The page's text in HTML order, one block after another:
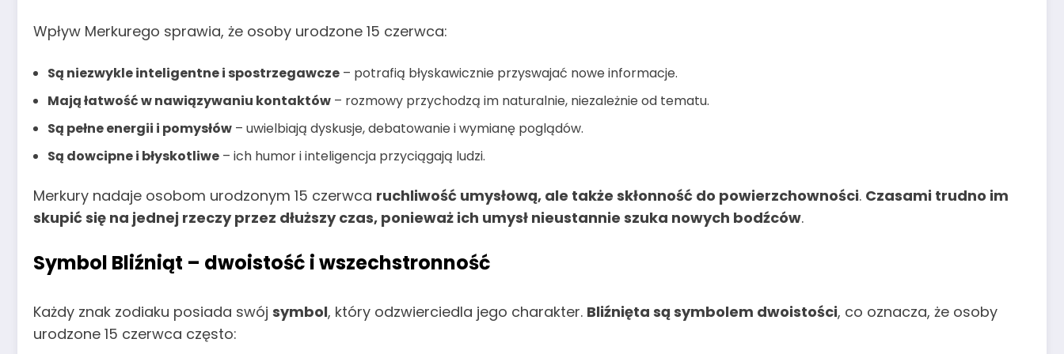
Wpływ Merkurego sprawia, że osoby urodzone 15 czerwca:
Są niezwykle inteligentne i spostrzegawcze – potrafią błyskawicznie przyswajać nowe informacje.
Mają łatwość w nawiązywaniu kontaktów – rozmowy przychodzą im naturalnie, niezależnie od tematu.
Są pełne energii i pomysłów – uwielbiają dyskusje, debatowanie i wymianę poglądów.
Są dowcipne i błyskotliwe – ich humor i inteligencja przyciągają ludzi.
Merkury nadaje osobom urodzonym 15 czerwca ruchliwość umysłową, ale także skłonność do powierzchowności. Czasami trudno im
skupić się na jednej rzeczy przez dłuższy czas, ponieważ ich umysł nieustannie szuka nowych bodźców.
Symbol Bliźniąt – dwoistość i wszechstronność
Każdy znak zodiaku posiada swój symbol, który odzwierciedla jego charakter. Bliźnięta są symbolem dwoistości, co oznacza, że osoby
urodzone 15 czerwca często: